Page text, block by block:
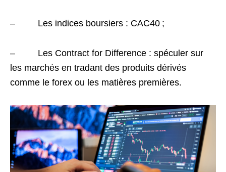
– Les indices boursiers : CAC40 ;
– Les Contract for Difference : spéculer sur
les marchés en tradant des produits dérivés
comme le forex ou les matières premières.